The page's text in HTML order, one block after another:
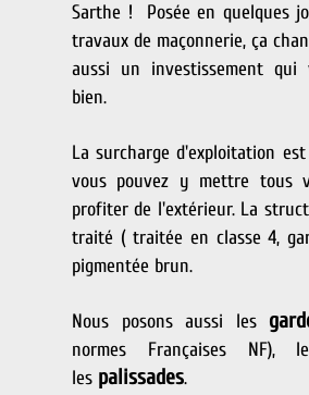
Sarthe ! Posée en quelques
travaux de maçonnerie, ça
aussi un investissement qui
bien.
La surcharge d'exploitation
vous pouvez y mettre tous
profiter de l'extérieur. La
traité ( traitée en classe 4,
pigmentée brun.
Nous posons aussi les
normes Françaises NF),
les palissades.